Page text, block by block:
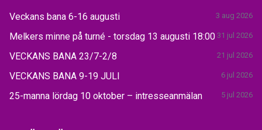
Veckans bana 6-16 augusti 3 aug 2026
Melkers minne på turné - torsdag 13 augusti 18:00 31 jul 2026
VECKANS BANA 23/7-2/8 21 jul 2026
VECKANS BANA 9-19 JULI 6 jul 2026
25-manna lördag 10 oktober – intresseanmälan 5 jul 2026